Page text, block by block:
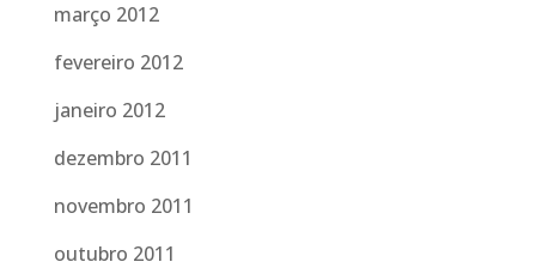
março 2012
fevereiro 2012
janeiro 2012
dezembro 2011
novembro 2011
outubro 2011